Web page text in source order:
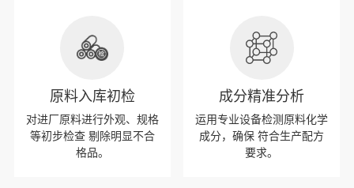
原料入库初检
对进厂原料进行外观、规格
等初步检查 剔除明显不合
格品。
成分精准分析
运用专业设备检测原料化学
成分，确保 符合生产配方
要求。